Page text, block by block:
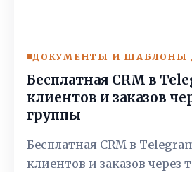
ДОКУМЕНТЫ И ШАБЛОНЫ
Бесплатная CRM в
клиентов и заказов
группы
Бесплатная CRM в
клиентов и заказов через